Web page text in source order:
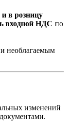
в розницу
входной НДС по
необлагаемым
изменений